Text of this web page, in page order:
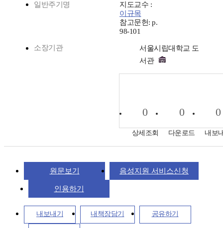
일반주기명
지도교수 :
이규목
참고문헌: p.
98-101
소장기관
서울시립대학교 도
서관
0
상세조회
0
다운로드
0
내보
원문보기 음성지원 서비스신청
인용하기
내보내기 내책장담기 공유하기